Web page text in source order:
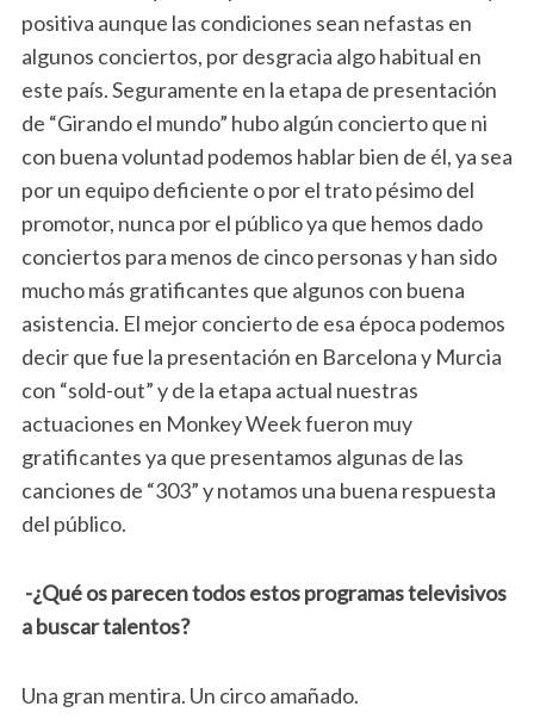
positiva aunque las condiciones sean nefastas en
algunos conciertos, por desgracia algo habitual en
este país. Seguramente en la etapa de presentación
de “Girando el mundo” hubo algún concierto que ni
con buena voluntad podemos hablar bien de él, ya sea
por un equipo deficiente o por el trato pésimo del
promotor, nunca por el público ya que hemos dado
conciertos para menos de cinco personas y han sido
mucho más gratificantes que algunos con buena
asistencia. El mejor concierto de esa época podemos
decir que fue la presentación en Barcelona y Murcia
con “sold-out” y de la etapa actual nuestras
actuaciones en Monkey Week fueron muy
gratificantes ya que presentamos algunas de las
canciones de “303” y notamos una buena respuesta
del público.
-¿Qué os parecen todos estos programas televisivos
a buscar talentos?
Una gran mentira. Un circo amañado.